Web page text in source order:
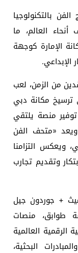
بالتكنولوجيا
العالم، ما
الإمارة كوجهة
الإبداعي.
من الزمن، لعب
ترسيخ مكانة دبي
منصة يلتقي
ويعد «متحف الفن
ويعكس التزامنا
وتقديم تجارب
+ جوردون جيل
طوابق، منصات
الرقمية العالمية
البحثية،